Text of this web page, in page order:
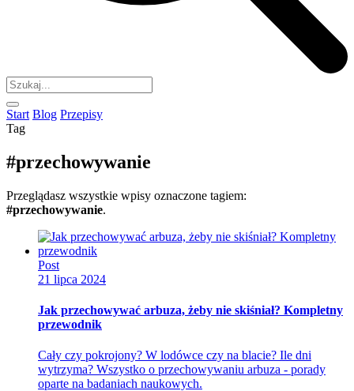
Start Blog Przepisy
Tag
#przechowywanie
Przeglądasz wszystkie wpisy oznaczone tagiem:
#przechowywanie.
Post
21 lipca 2024
Jak przechowywać arbuza, żeby nie skiśniał? Kompletny
przewodnik
Cały czy pokrojony? W lodówce czy na blacie? Ile dni
wytrzyma? Wszystko o przechowywaniu arbuza - porady
oparte na badaniach naukowych.